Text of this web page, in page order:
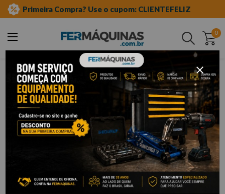
Primeira Compra? Use o cupom: CLIENTEFELIZ
0
Buscar
ferramentas manuais
ferramentas magnéticas
espelho para mecânico
Espelho Para Mecânico
Filtrar
Localizador de Parafusos c/